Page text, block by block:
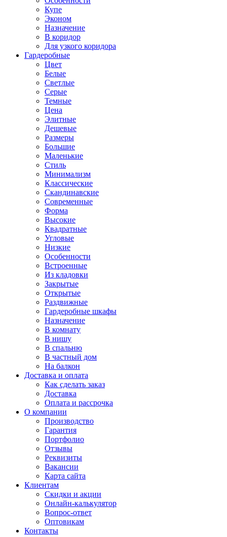
Купе
Эконом
Назначение
В коридор
Для узкого коридора
Гардеробные
Цвет
Белые
Светлые
Серые
Темные
Цена
Элитные
Дешевые
Размеры
Большие
Маленькие
Стиль
Минимализм
Классические
Скандинавские
Современные
Форма
Высокие
Квадратные
Угловые
Низкие
Особенности
Встроенные
Из кладовки
Закрытые
Открытые
Раздвижные
Гардеробные шкафы
Назначение
В комнату
В нишу
В спальню
В частный дом
На балкон
Доставка и оплата
Как сделать заказ
Доставка
Оплата и рассрочка
О компании
Производство
Гарантия
Портфолио
Отзывы
Реквизиты
Вакансии
Карта сайта
Клиентам
Скидки и акции
Онлайн-калькулятор
Вопрос-ответ
Оптовикам
Контакты